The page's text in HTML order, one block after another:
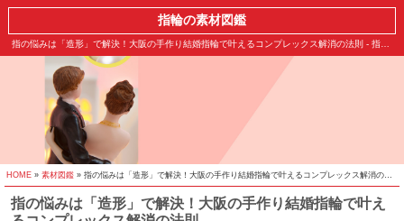
指輪の素材図鑑
指の悩みは「造形」で解決！大阪の手作り結婚指輪で叶えるコンプレックス解消の法則 - 指輪の素材図鑑
HOME » 素材図鑑 » 指の悩みは「造形」で解決！大阪の手作り結婚指輪で叶えるコンプレックス解消の法則
指の悩みは「造形」で解決！大阪の手作り結婚指輪で叶え